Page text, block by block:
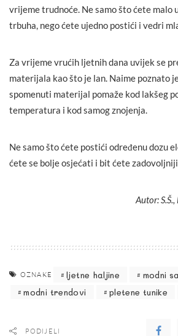
vrijeme trudnoće. Ne samo što ćete malo
trbuha, nego ćete ujedno postići i vedri
Za vrijeme vrućih ljetnih dana uvijek se
materijala kao što je lan. Naime poznato
spomenuti materijal pomaže kod lakšeg
temperatura i kod samog znojenja.
Ne samo što ćete postići određenu dozu
ćete se bolje osjećati i bit ćete
Autor:
OZNAKE ljetne haljine
modni
modni trendovi
pletene tunike
PODIJELI